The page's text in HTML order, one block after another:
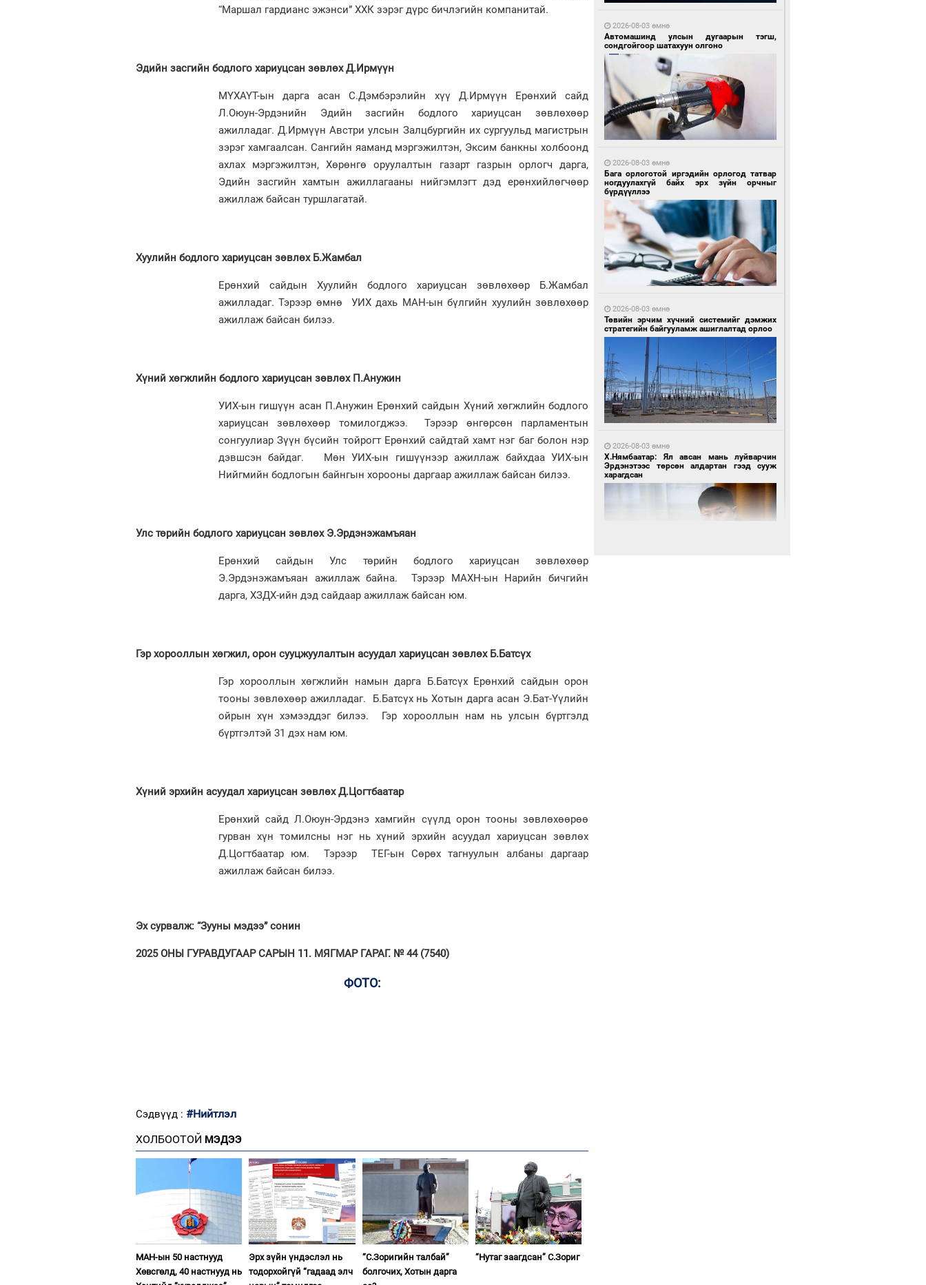
“Маршал гардианс эжэнси” ХХК зэрэг дүрс бичлэгийн компанитай.
Эдийн засгийн бодлого хариуцсан зөвлөх Д.Ирмүүн
МҮХАҮТ-ын дарга асан С.Дэмбэрэлийн хүү Д.Ирмүүн Ерөнхий сайд
Л.Оюун-Эрдэнийн Эдийн засгийн бодлого хариуцсан зөвлөхөөр
ажилладаг. Д.Ирмүүн Австри улсын Залцбургийн их сургуульд магистрын
зэрэг хамгаалсан. Сангийн яаманд мэргэжилтэн, Эксим банкны холбоонд
ахлах мэргэжилтэн, Хөрөнгө оруулалтын газарт газрын орлогч дарга,
Эдийн засгийн хамтын ажиллагааны нийгэмлэгт дэд ерөнхийлөгчөөр
ажиллаж байсан туршлагатай.
Хуулийн бодлого хариуцсан зөвлөх Б.Жамбал
Ерөнхий сайдын Хуулийн бодлого хариуцсан зөвлөхөөр Б.Жамбал
ажилладаг. Тэрээр өмнө УИХ дахь МАН-ын бүлгийн хуулийн зөвлөхөөр
ажиллаж байсан билээ.
Хүний хөгжлийн бодлого хариуцсан зөвлөх П.Анужин
УИХ-ын гишүүн асан П.Анужин Ерөнхий сайдын Хүний хөгжлийн бодлого
хариуцсан зөвлөхөөр томилогджээ. Тэрээр өнгөрсөн парламентын
сонгуулиар Зүүн бүсийн тойрогт Ерөнхий сайдтай хамт нэг баг болон нэр
дэвшсэн байдаг. Мөн УИХ-ын гишүүнээр ажиллаж байхдаа УИХ-ын
Нийгмийн бодлогын байнгын хорооны даргаар ажиллаж байсан билээ.
Улс төрийн бодлого хариуцсан зөвлөх Э.Эрдэнэжамъяан
Ерөнхий сайдын Улс төрийн бодлого хариуцсан зөвлөхөөр
Э.Эрдэнэжамъяан ажиллаж байна. Тэрээр МАХН-ын Нарийн бичгийн
дарга, ХЗДХ-ийн дэд сайдаар ажиллаж байсан юм.
Гэр хорооллын хөгжил, орон сууцжуулалтын асуудал хариуцсан зөвлөх Б.Батсүх
Гэр хорооллын хөгжлийн намын дарга Б.Батсүх Ерөнхий сайдын орон
тооны зөвлөхөөр ажилладаг. Б.Батсүх нь Хотын дарга асан Э.Бат-Үүлийн
ойрын хүн хэмээддэг билээ. Гэр хорооллын нам нь улсын бүртгэлд
бүртгэлтэй 31 дэх нам юм.
Хүний эрхийн асуудал хариуцсан зөвлөх Д.Цогтбаатар
Ерөнхий сайд Л.Оюун-Эрдэнэ хамгийн сүүлд орон тооны зөвлөхөөрөө
гурван хүн томилсны нэг нь хүний эрхийн асуудал хариуцсан зөвлөх
Д.Цогтбаатар юм. Тэрээр ТЕГ-ын Сөрөх тагнуулын албаны даргаар
ажиллаж байсан билээ.
Эх сурвалж: “Зууны мэдээ” сонин
2025 ОНЫ ГУРАВДУГААР САРЫН 11. МЯГМАР ГАРАГ. № 44 (7540)
ФОТО:
Сэдвүүд : #Нийтлэл
ХОЛБООТОЙ МЭДЭЭ
МАН-ын 50 настнууд
Хөвсгөлд, 40 настнууд нь
Эрх зүйн үндэслэл нь
тодорхойгүй “гадаад элч
“С.Зоригийн талбай”
болгочих, Хотын дарга
“Нутаг заагдсан” С.Зориг
1 цагийн өмнө өмнө
Бороо орохгүй, өдөртөө 28-30 хэм дулаан
байна
15 цагийн өмнө өмнө
Бүх төрлийн шатахууны импортыг шуурхай
тээвэрлэхэд гурван яам хамтран ажиллана
16 цагийн өмнө өмнө
МИАТ ТӨХК “Боинг” компанитай хамтын
ажиллагаагаа өргөжүүлнэ
2026-08-03 өмнө
Автомашинд улсын дугаарын тэгш,
сондгойгоор шатахуун олгоно
2026-08-03 өмнө
Бага орлоготой иргэдийн орлогод татвар
ногдуулахгүй байх эрх зүйн орчныг
бүрдүүллээ
2026-08-03 өмнө
Төвийн эрчим хүчний системийг дэмжих
стратегийн байгууламж ашиглалтад орлоо
2026-08-03 өмнө
Х.Нямбаатар: Ял авсан мань луйварчин
Эрдэнэтээс төрсөн алдартан гээд сууж
харагдсан